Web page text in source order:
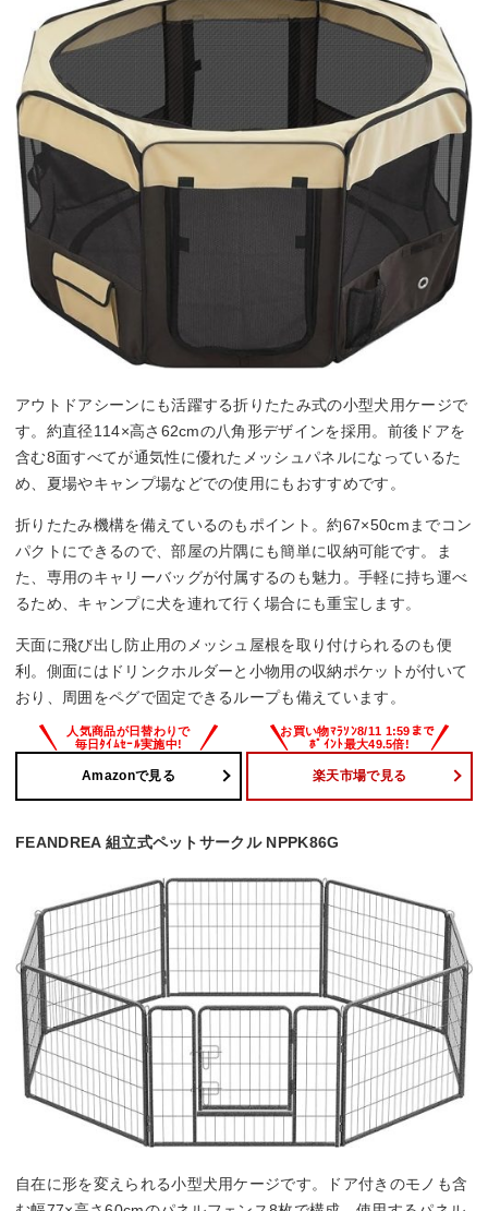
アウトドアシーンにも活躍する折りたたみ式の小型犬用ケージで
す。約直径114×高さ62cmの八角形デザインを採用。前後ドアを
含む8面すべてが通気性に優れたメッシュパネルになっているた
め、夏場やキャンプ場などでの使用にもおすすめです。
折りたたみ機構を備えているのもポイント。約67×50cmまでコン
パクトにできるので、部屋の片隅にも簡単に収納可能です。ま
た、専用のキャリーバッグが付属するのも魅力。手軽に持ち運べ
るため、キャンプに犬を連れて行く場合にも重宝します。
天面に飛び出し防止用のメッシュ屋根を取り付けられるのも便
利。側面にはドリンクホルダーと小物用の収納ポケットが付いて
おり、周囲をペグで固定できるループも備えています。
Amazonで見る 楽天市場で見る
FEANDREA 組立式ペットサークル NPPK86G
自在に形を変えられる小型犬用ケージです。ドア付きのモノも含